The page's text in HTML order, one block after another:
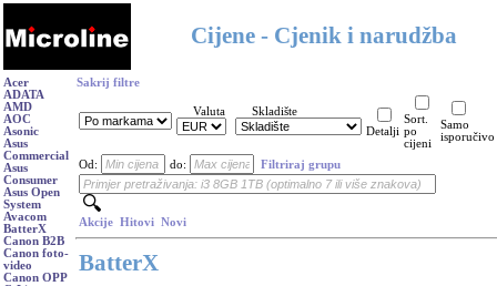
Cijene - Cjenik i narudžba
Acer
ADATA
AMD
AOC
Asonic
Asus
Commercial
Asus
Consumer
Asus Open
System
Avacom
BatterX
Canon B2B
Canon foto-
video
Canon OPP
Sakrij filtre
Valuta
Skladište
Detalji
Sort.
po
cijeni
Samo
isporučivo
Od: do: Filtriraj grupu
Akcije Hitovi Novi
BatterX